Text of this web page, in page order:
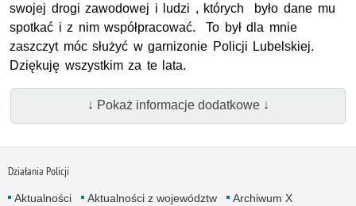
swojej drogi zawodowej i ludzi , których było dane mu
spotkać i z nim współpracować. To był dla mnie
zaszczyt móc służyć w garnizonie Policji Lubelskiej.
Dziękuję wszystkim za te lata.
↓ Pokaż informacje dodatkowe ↓
Działania Policji
Aktualności Aktualności z województw
Archiwum X